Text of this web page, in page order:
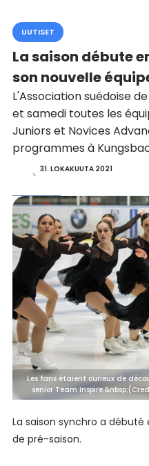
UUTISET
La saison débute
son nouvelle
L'Association suédoise
et samedi toutes les
Juniors et Novices
programmes à
31. LOKAKUUTA 2021
Les fans étaient curieux de
senior Team
La saison synchro a
de pré-saison.